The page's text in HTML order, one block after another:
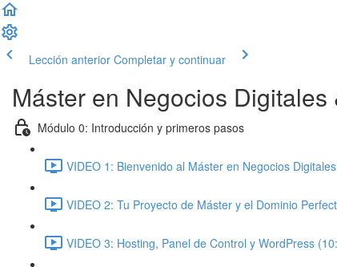
Lección anterior Completar y continuar
Máster en Negocios
Módulo 0: Introducción y primeros pasos
VIDEO 1: Bienvenido al Máster en Negocios
VIDEO 2: Tu Proyecto de Máster y el Dominio
VIDEO 3: Hosting, Panel de Control y WordPress